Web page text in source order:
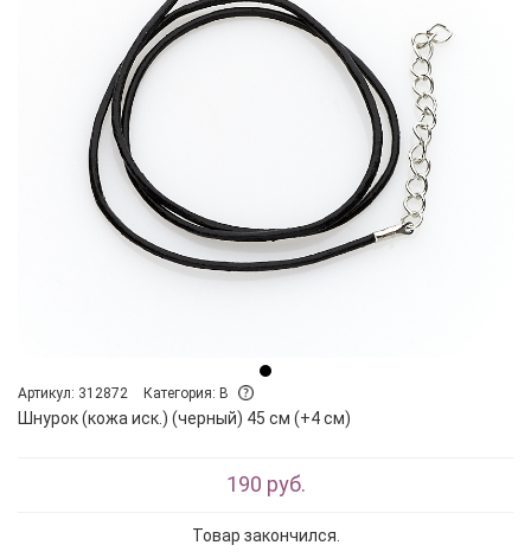
Артикул: 312872 Категория: B
Шнурок (кожа иск.) (черный) 45 см (+4 см)
190 руб.
Товар закончился.